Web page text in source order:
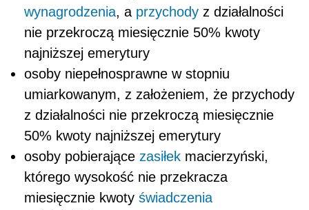
wynagrodzenia, a przychody z działalności
nie przekroczą miesięcznie 50% kwoty
najniższej emerytury
osoby niepełnosprawne w stopniu
umiarkowanym, z założeniem, że przychody
z działalności nie przekroczą miesięcznie
50% kwoty najniższej emerytury
osoby pobierające zasiłek macierzyński,
którego wysokość nie przekracza
miesięcznie kwoty świadczenia